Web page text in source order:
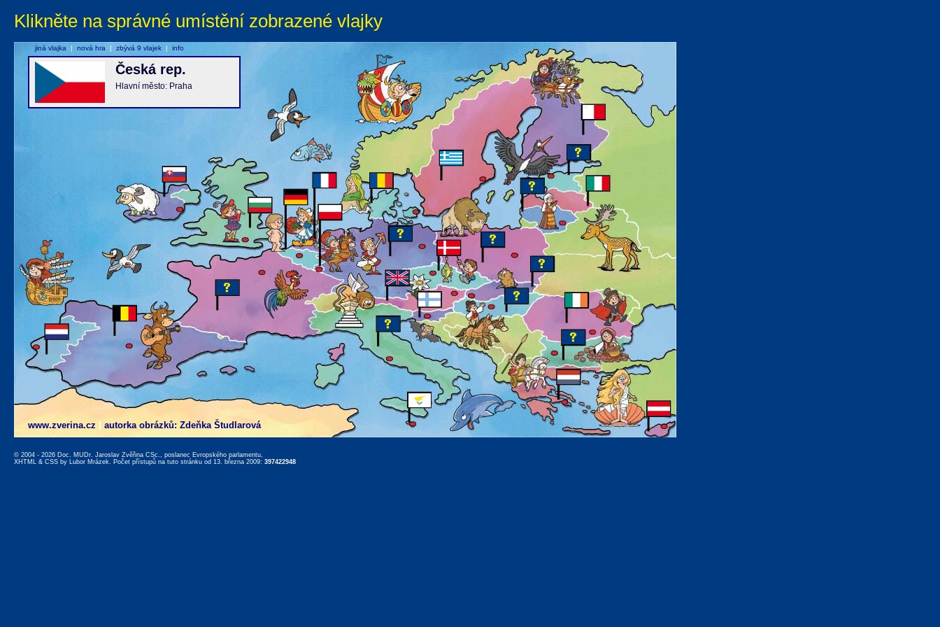
Klikněte na správné umístění zobrazené vlajky
www.zverina.cz autorka obrázků: Zdeňka Študlarová
Česká rep.
Hlavní město: Praha
jiná vlajka | nová hra | zbývá 9 vlajek | info
© 2004 - 2026 Doc. MUDr. Jaroslav Zvěřina CSc., poslanec Evropského parlamentu,
XHTML & CSS by Lubor Mrázek. Počet přístupů na tuto stránku od 13. března 2009: 397422948